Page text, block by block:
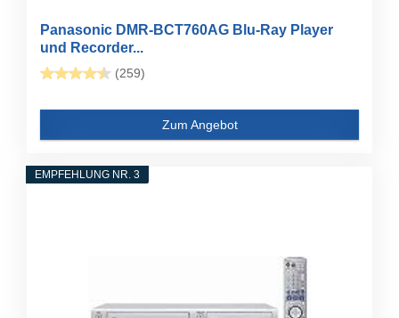
Panasonic DMR-BCT760AG Blu-Ray Player
und Recorder...
(259)
Zum Angebot
EMPFEHLUNG NR. 3